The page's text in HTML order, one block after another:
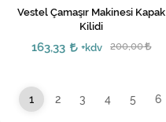
Vestel Çamaşır Makinesi Kapak
Kilidi
163,33 +kdv 200,00
1 2 3 4 5 6